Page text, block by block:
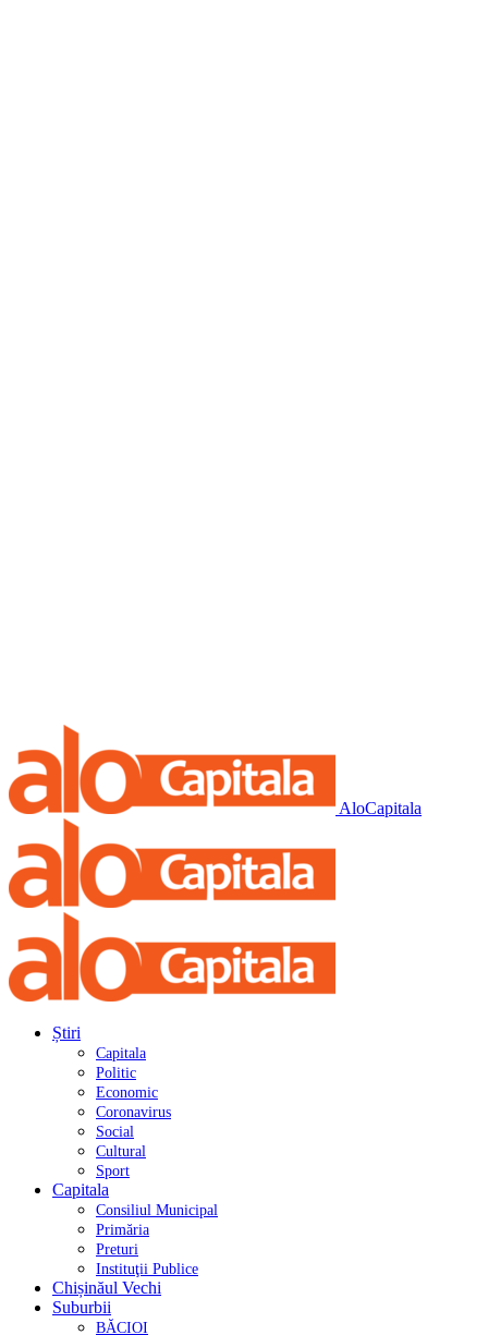
AloCapitala
Știri
Capitala
Politic
Economic
Coronavirus
Social
Cultural
Sport
Capitala
Consiliul Municipal
Primăria
Preturi
Instituţii Publice
Chișinăul Vechi
Suburbii
BĂCIOI